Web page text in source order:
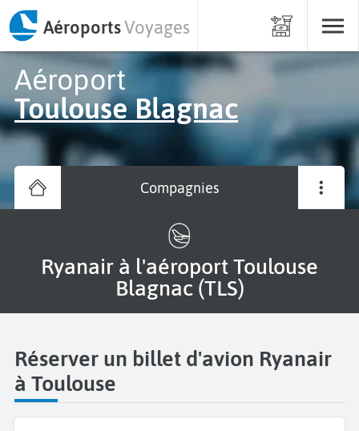
AéroportsVoyages
Aéroport
Toulouse Blagnac
Compagnies
Ryanair à l'aéroport Toulouse
Blagnac (TLS)
Réserver un billet d'avion Ryanair
à Toulouse